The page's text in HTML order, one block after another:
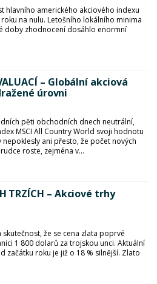
hlavního amerického akciového indexu
na nulu. Letošního lokálního minima
doby zhodnocení dosáhlo enormní
– Globální akciová
úrovni
pěti obchodních dnech neutrální,
MSCI All Country World svoji hodnotu
ani přesto, že počet nových
roste, zejména v...
TRZÍCH – Akciové trhy
že se cena zlata poprvé
1 800 dolarů za trojskou unci. Aktuální
začátku roku je již o 18 % silnější. Zlato